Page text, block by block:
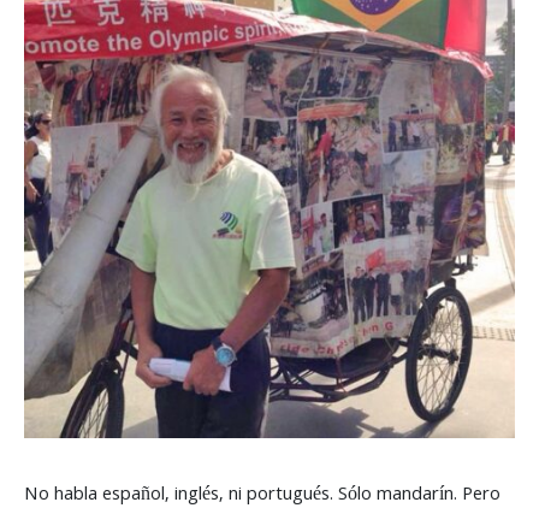
No habla español, inglés, ni portugués. Sólo mandarín. Pero